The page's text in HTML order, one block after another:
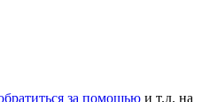
за помощью и т.д. на